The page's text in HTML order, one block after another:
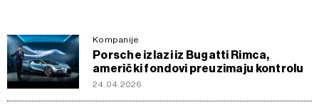
Kompanije
Porsche izlazi iz Bugatti Rimca,
američki fondovi preuzimaju kontrolu
24.04.2026